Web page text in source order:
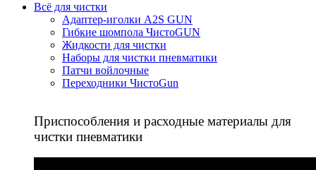
Всё для чистки
Адаптер-иголки A2S GUN
Гибкие шомпола ЧистоGUN
Жидкости для чистки
Наборы для чистки пневматики
Патчи войлочные
Переходники ЧистоGun
Приспособления и расходные материалы для
чистки пневматики